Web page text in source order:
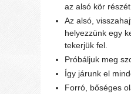
az alsó kör
Az alsó,
helyezzünk egy
tekerjük fel.
Próbáljuk meg
Így járunk el
Forró, bőséges